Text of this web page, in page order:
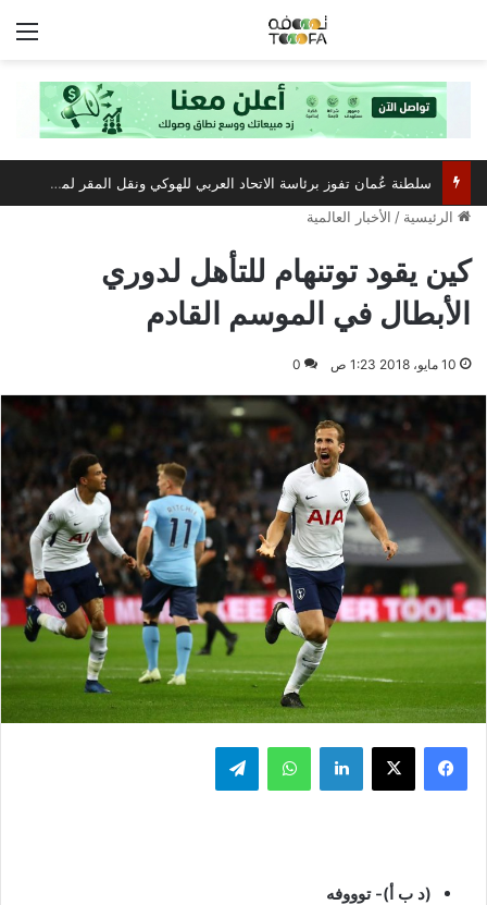
سلطنة عُمان تفوز برئاسة الاتحاد العربي للهوكي ونقل المقر لمسقط
الرئيسية / الأخبار العالمية
كين يقود توتنهام للتأهل لدوري
الأبطال في الموسم القادم
10 مايو، 2018 1:23 ص 0
فيسبوك ‫X لينكدإن واتساب تيلقرام
(د ب أ)- توووفه